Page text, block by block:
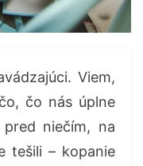
Viem,
čo nás úplne
niečím, na
tešili – kopanie